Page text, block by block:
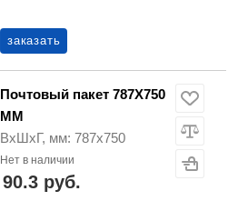
заказать
Почтовый пакет 787Х750
ММ
ВхШхГ, мм: 787х750
Нет в наличии
90.3 руб.